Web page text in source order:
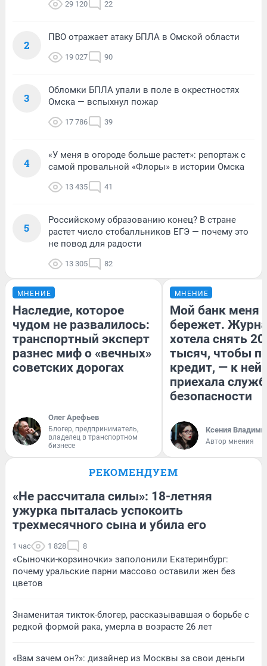
29 120 22
2
ПВО отражает атаку БПЛА в Омской области
19 027 90
3
Обломки БПЛА упали в поле в окрестностях
Омска — вспыхнул пожар
17 786 39
4
«У меня в огороде больше растет»: репортаж с
самой провальной «Флоры» в истории Омска
13 435 41
5
Российскому образованию конец? В стране
растет число стобалльников ЕГЭ — почему это
не повод для радости
13 305 82
МНЕНИЕ
Наследие, которое
чудом не развалилось:
транспортный эксперт
разнес миф о «вечных»
советских дорогах
Олег Арефьев
Блогер, предприниматель,
владелец в транспортном
бизнесе
МНЕНИЕ
Мой банк меня
бережет.
хотела снять
тысяч, чтобы
кредит, — к
приехала
безопасности
Ксения
Автор мнения
РЕКОМЕНДУЕМ
«Не рассчитала силы»: 18-летняя
ужурка пыталась успокоить
трехмесячного сына и убила его
1 час 1 828 8
«Сыночки-корзиночки» заполонили Екатеринбург:
почему уральские парни массово оставили жен без
цветов
Знаменитая тикток-блогер, рассказывавшая о борьбе с
редкой формой рака, умерла в возрасте 26 лет
«Вам зачем он?»: дизайнер из Москвы за свои деньги